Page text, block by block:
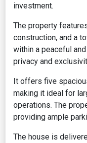
investment.
The property
construction, and a
within a peaceful
privacy and
It offers five
making it ideal for
operations. The
providing ample
The house is